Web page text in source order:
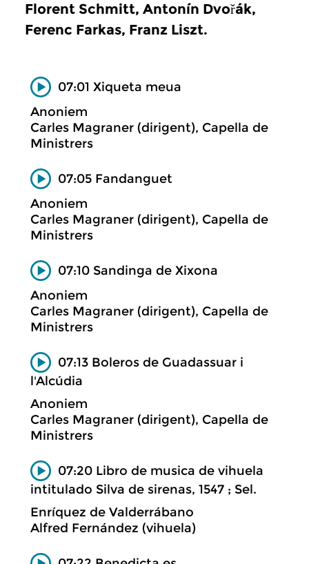
Florent Schmitt, Antonín Dvořák,
Ferenc Farkas, Franz Liszt.
07:01 Xiqueta meua
Anoniem
Carles Magraner (dirigent), Capella de
Ministrers
07:05 Fandanguet
Anoniem
Carles Magraner (dirigent), Capella de
Ministrers
07:10 Sandinga de Xixona
Anoniem
Carles Magraner (dirigent), Capella de
Ministrers
07:13 Boleros de Guadassuar i
l'Alcúdia
Anoniem
Carles Magraner (dirigent), Capella de
Ministrers
07:20 Libro de musica de vihuela
intitulado Silva de sirenas, 1547 ; Sel.
Enríquez de Valderrábano
Alfred Fernández (vihuela)